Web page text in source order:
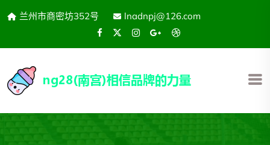
兰州市商密坊352号 lnadnpj@126.com